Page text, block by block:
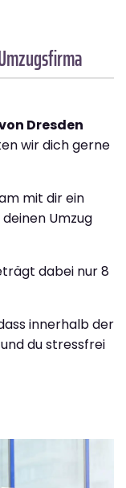
Dresden
wir dich gerne
mit dir ein
Umzug
dabei nur 8
innerhalb der
du stressfrei